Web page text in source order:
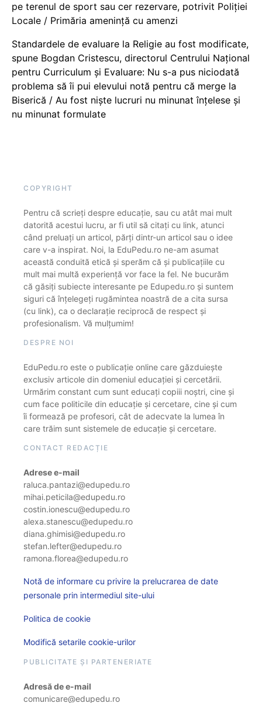
pe terenul de sport sau cer rezervare, potrivit Poliției
Locale / Primăria amenință cu amenzi
Standardele de evaluare la Religie au fost modificate,
spune Bogdan Cristescu, directorul Centrului Național
pentru Curriculum și Evaluare: Nu s-a pus niciodată
problema să îi pui elevului notă pentru că merge la
Biserică / Au fost niște lucruri nu minunat înțelese și
nu minunat formulate
COPYRIGHT
Pentru că scrieți despre educație, sau cu atât mai mult
datorită acestui lucru, ar fi util să citați cu link, atunci
când preluați un articol, părți dintr-un articol sau o idee
care v-a inspirat. Noi, la EduPedu.ro ne-am asumat
această conduită etică și sperăm că și publicațiile cu
mult mai multă experiență vor face la fel. Ne bucurăm
că găsiți subiecte interesante pe Edupedu.ro și suntem
siguri că înțelegeți rugămintea noastră de a cita sursa
(cu link), ca o declarație reciprocă de respect și
profesionalism. Vă mulțumim!
DESPRE NOI
EduPedu.ro este o publicație online care găzduiește
exclusiv articole din domeniul educației și cercetării.
Urmărim constant cum sunt educați copiii noștri, cine și
cum face politicile din educație și cercetare, cine și cum
îi formează pe profesori, cât de adecvate la lumea în
care trăim sunt sistemele de educație și cercetare.
CONTACT REDACȚIE
Adrese e-mail
raluca.pantazi@edupedu.ro
mihai.peticila@edupedu.ro
costin.ionescu@edupedu.ro
alexa.stanescu@edupedu.ro
diana.ghimisi@edupedu.ro
stefan.lefter@edupedu.ro
ramona.florea@edupedu.ro
Notă de informare cu privire la prelucrarea de date
personale prin intermediul site-ului
Politica de cookie
Modifică setarile cookie-urilor
PUBLICITATE ȘI PARTENERIATE
Adresă de e-mail
comunicare@edupedu.ro